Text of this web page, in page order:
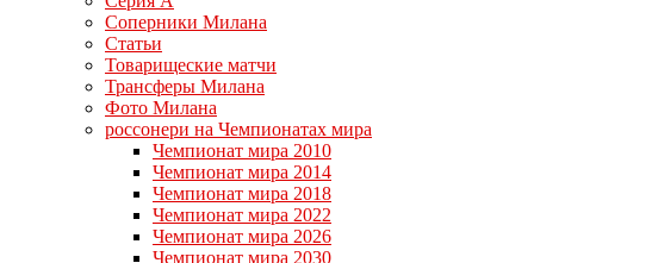
Соперники Милана
Статьи
Товарищеские матчи
Трансферы Милана
Фото Милана
россонери на Чемпионатах мира
Чемпионат мира 2010
Чемпионат мира 2014
Чемпионат мира 2018
Чемпионат мира 2022
Чемпионат мира 2026
Чемпионат мира 2030